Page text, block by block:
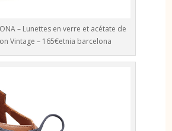
– Lunettes en verre et acétate de
Vintage – 165€etnia barcelona